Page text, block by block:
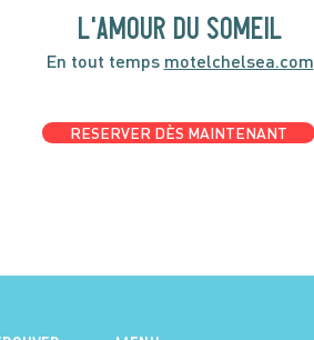
l'amour du someil
En tout temps motelchelsea.com
RESERVER DÈS MAINTENANT